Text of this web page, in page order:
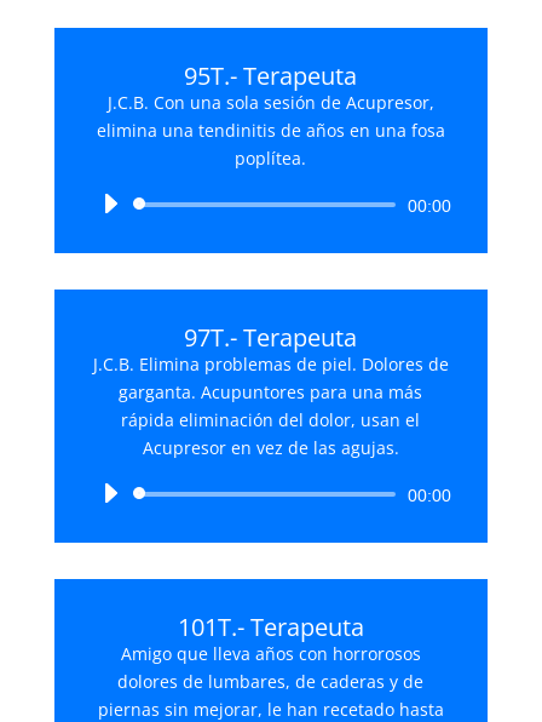
95T.- Terapeuta
J.C.B. Con una sola sesión de Acupresor,
elimina una tendinitis de años en una fosa
poplítea.
Reproductor
audio
00:00
97T.- Terapeuta
J.C.B. Elimina problemas de piel. Dolores de
garganta. Acupuntores para una más
rápida eliminación del dolor, usan el
Acupresor en vez de las agujas.
Reproductor
audio
00:00
101T.- Terapeuta
Amigo que lleva años con horrorosos
dolores de lumbares, de caderas y de
piernas sin mejorar, le han recetado hasta